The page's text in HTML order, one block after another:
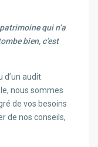
qui n’a
bien, c’est
d’un audit
nous sommes
de vos besoins
de nos conseils,